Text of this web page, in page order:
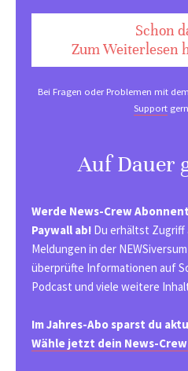
Schon
Zum Weiterlesen
Bei Fragen oder Problemen mit
Support
Auf Dauer
Werde News-Crew
Paywall ab! Du erhältst Zugriff
Meldungen in der
überprüfte Informationen auf
Podcast und viele weitere
Im Jahres-Abo sparst du
Wähle jetzt dein News-